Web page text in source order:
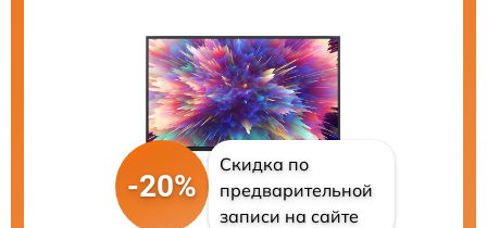
-20%
Скидка по
предварительной
записи на сайте